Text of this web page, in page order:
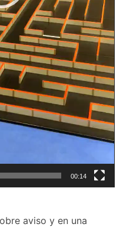
00:14
aviso y en una